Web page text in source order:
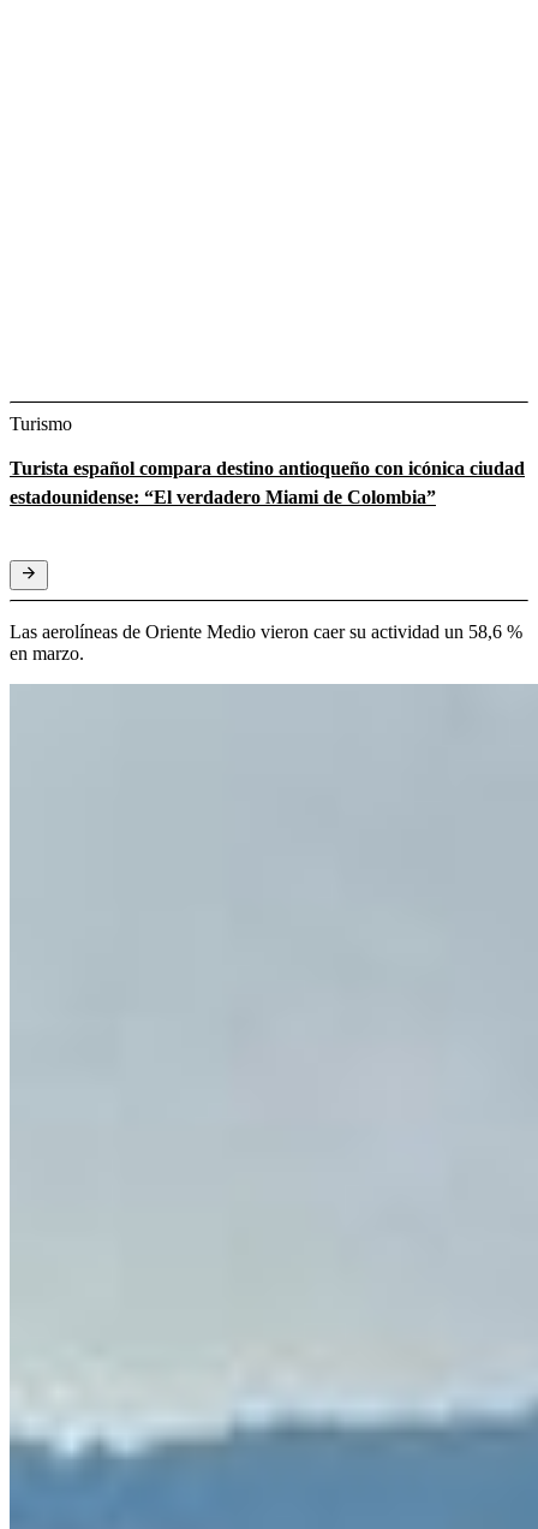
Turismo
Turista español compara destino antioqueño con icónica ciudad
estadounidense: “El verdadero Miami de Colombia”
Las aerolíneas de Oriente Medio vieron caer su actividad un 58,6 %
en marzo.